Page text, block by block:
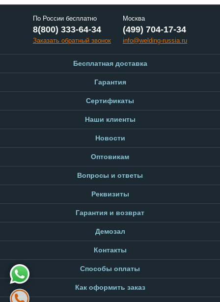
По России бесплатно
8(800) 333-64-34
Заказать обратный звонок
Москва
(499) 704-17-34
info@welding-russia.ru
Бесплатная доставка
Гарантия
Сертификаты
Наши клиенты
Новости
Оптовикам
Вопросы и ответы
Реквизиты
Гарантия и возврат
Демозал
Контакты
Способы оплаты
Как оформить заказ